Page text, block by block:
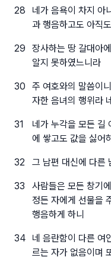
28
네가 음욕이 차지 아
과 행음하고도 아직
29
장사하는 땅 갈대아
알지 못하였느니라
30
주 여호와의 말씀이
자한 음녀의 행위라
31
네가 누각을 모든 길
에 쌓고도 값을 싫어
32 그 남편 대신에 다른
33
사람들은 모든 창기
정든 자에게 선물을
행음하게 하니
34
네 음란함이 다른 여
르는 자가 없음이며